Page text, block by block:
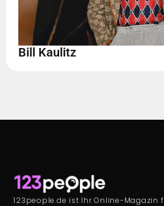
Bill Kaulitz
123people.de ist Ihr Online-Magazin